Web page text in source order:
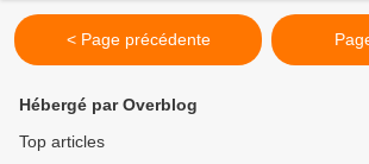
< Page précédente
Hébergé par Overblog
Top articles